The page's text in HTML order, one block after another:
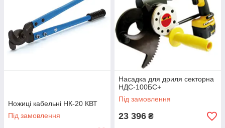
Ножиці кабельні НК-20 КВТ
Під замовлення
Насадка для дриля секторна
НДС-100БС+
Під замовлення
23 396 ₴